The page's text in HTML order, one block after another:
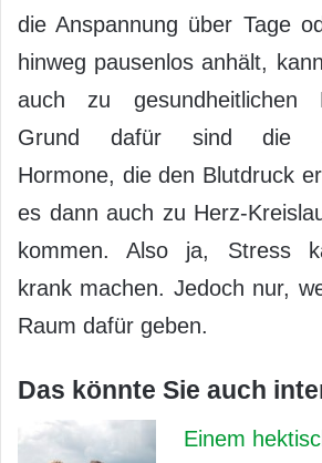
die Anspannung über Tage
hinweg pausenlos anhält,
auch zu gesundheitlichen
Grund dafür sind die
Hormone, die den Blutdruck
es dann auch zu Herz-
kommen. Also ja, Stress
krank machen. Jedoch nur,
Raum dafür geben.
Das könnte Sie auch
Einem